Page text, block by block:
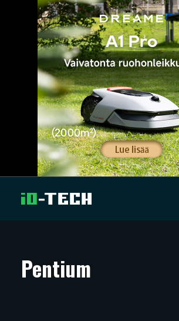
ARTIKKELIT
Pentium